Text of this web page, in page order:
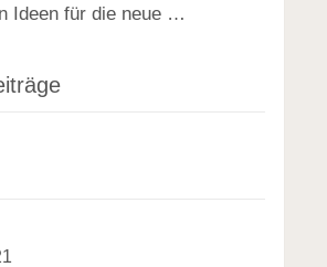
Ideen für die neue …